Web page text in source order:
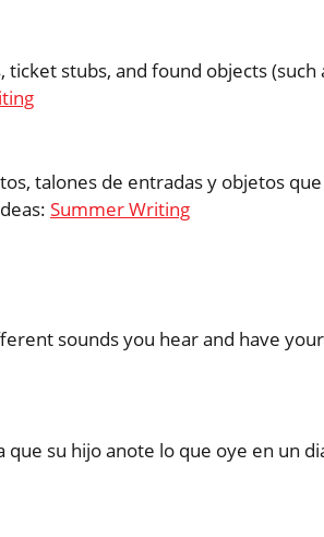
stubs, and found objects
talones de entradas y objetos
Summer Writing
sounds you hear and have
que su hijo anote lo que oye en un